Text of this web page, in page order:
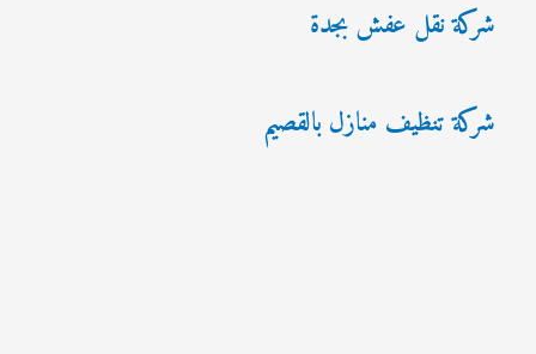
شركة نقل عفش بجدة
شركة تنظيف منازل بالقصيم